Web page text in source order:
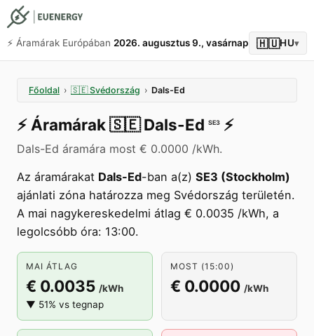
⚡️ Áramárak Európában 2026. augusztus 9., vasárnap 🇭🇺HU▾
Főoldal › 🇸🇪 Svédország › Dals-Ed
⚡️ Áramárak🇸🇪 Dals-Ed SE3 ⚡️
Dals-Ed áramára most € 0.0000 /kWh.
Az áramárakat Dals-Ed-ban a(z) SE3 (Stockholm)
ajánlati zóna határozza meg Svédország területén.
A mai nagykereskedelmi átlag € 0.0035 /kWh, a
legolcsóbb óra: 13:00.
MAI ÁTLAG
€ 0.0035 /kWh
▼ 51% vs tegnap
MOST (15:00)
€ 0.0000 /kWh